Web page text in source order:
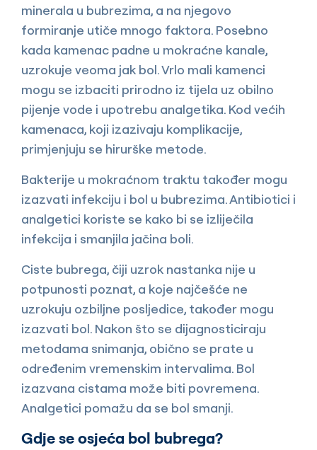
minerala u bubrezima, a na njegovo
formiranje utiče mnogo faktora. Posebno
kada kamenac padne u mokraćne kanale,
uzrokuje veoma jak bol. Vrlo mali kamenci
mogu se izbaciti prirodno iz tijela uz obilno
pijenje vode i upotrebu analgetika. Kod većih
kamenaca, koji izazivaju komplikacije,
primjenjuju se hirurške metode.
Bakterije u mokraćnom traktu također mogu
izazvati infekciju i bol u bubrezima. Antibiotici i
analgetici koriste se kako bi se izliječila
infekcija i smanjila jačina boli.
Ciste bubrega, čiji uzrok nastanka nije u
potpunosti poznat, a koje najčešće ne
uzrokuju ozbiljne posljedice, također mogu
izazvati bol. Nakon što se dijagnosticiraju
metodama snimanja, obično se prate u
određenim vremenskim intervalima. Bol
izazvana cistama može biti povremena.
Analgetici pomažu da se bol smanji.
Gdje se osjeća bol bubrega?